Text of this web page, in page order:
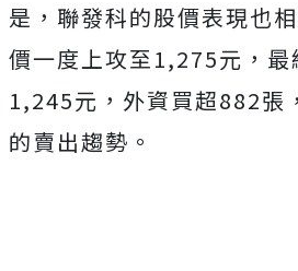
是，聯發科的股價表現也
價一度上攻至1,275元，
1,245元，外資買超882張
的賣出趨勢。